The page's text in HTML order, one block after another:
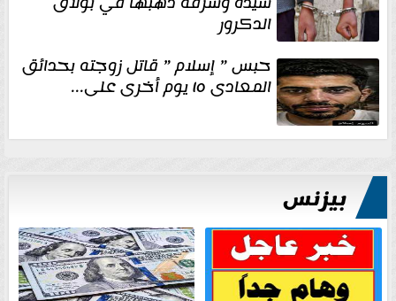
الدكرور
حبس ” إسلام ” قاتل زوجته بحدائق
المعادى ١٥ يوم أخرى على...
بيزنس